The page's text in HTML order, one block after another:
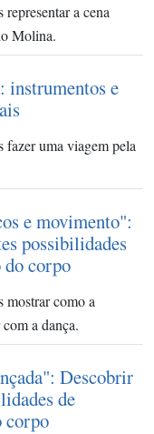
a cena
Molina.
instrumentos e
fazer uma viagem pela
e movimento":
possibilidades
do corpo
mostrar como a
a dança.
Descobrir
de
corpo